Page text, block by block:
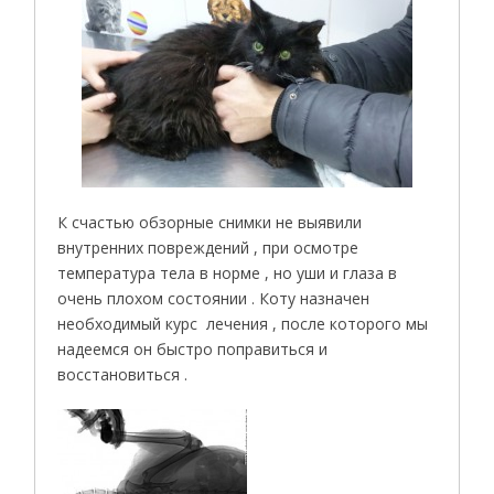
К счастью обзорные снимки не выявили
внутренних повреждений , при осмотре
температура тела в норме , но уши и глаза в
очень плохом состоянии . Коту назначен
необходимый курс лечения , после которого мы
надеемся он быстро поправиться и
восстановиться .